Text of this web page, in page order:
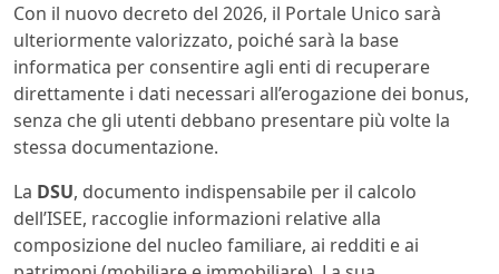
Con il nuovo decreto del 2026, il Portale Unico sarà
ulteriormente valorizzato, poiché sarà la base
informatica per consentire agli enti di recuperare
direttamente i dati necessari all’erogazione dei bonus,
senza che gli utenti debbano presentare più volte la
stessa documentazione.
La DSU, documento indispensabile per il calcolo
dell’ISEE, raccoglie informazioni relative alla
composizione del nucleo familiare, ai redditi e ai